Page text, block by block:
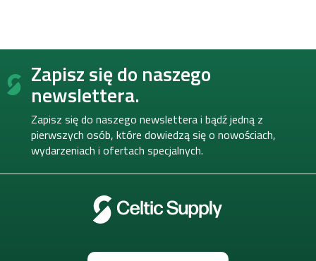
S
Zapisz się do naszego
newslettera.
Zapisz się do naszego newslettera i bądź jedną z
pierwszych osób, które dowiedzą się o nowościach,
wydarzeniach i ofertach specjalnych.